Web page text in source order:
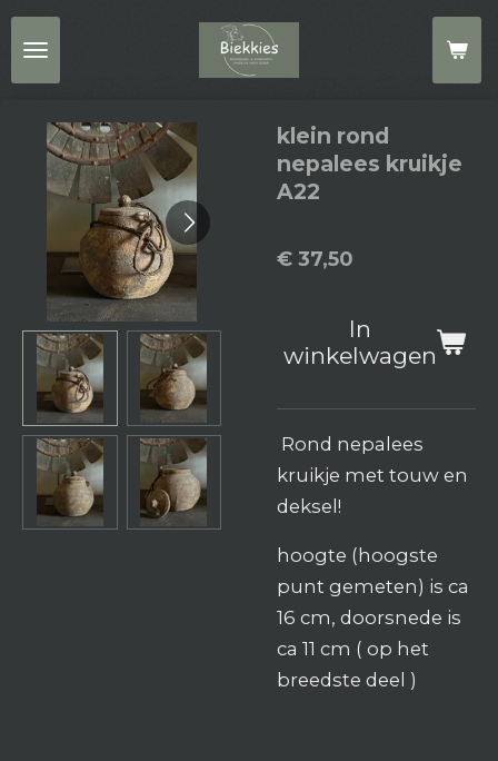
Ga
direct
naar
hoofdinhoud
klein rond
nepalees kruikje
A22
€ 37,50
In
winkelwagen
Rond nepalees
kruikje met touw en
deksel!
hoogte (hoogste
punt gemeten) is ca
16 cm, doorsnede is
ca 11 cm ( op het
breedste deel )